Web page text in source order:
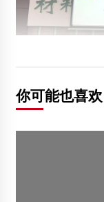
你可能也喜欢